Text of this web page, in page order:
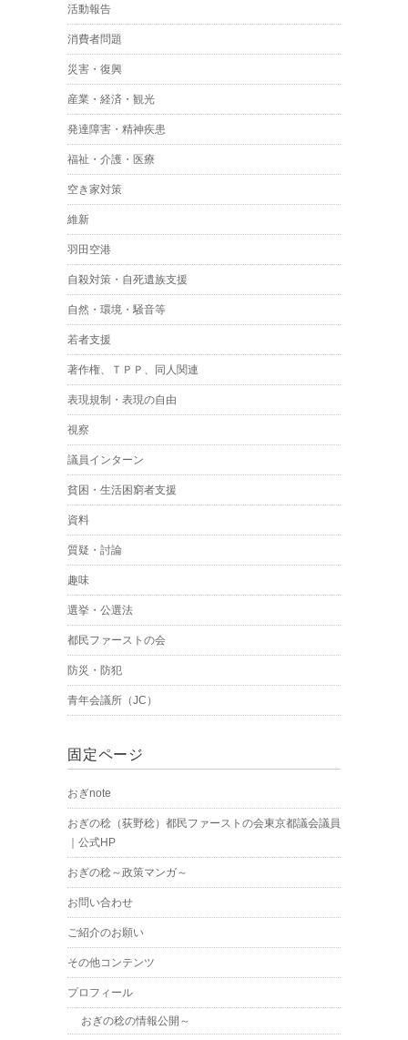
活動報告
消費者問題
災害・復興
産業・経済・観光
発達障害・精神疾患
福祉・介護・医療
空き家対策
維新
羽田空港
自殺対策・自死遺族支援
自然・環境・騒音等
若者支援
著作権、ＴＰＰ、同人関連
表現規制・表現の自由
視察
議員インターン
貧困・生活困窮者支援
資料
質疑・討論
趣味
選挙・公選法
都民ファーストの会
防災・防犯
青年会議所（JC）
固定ページ
おぎnote
おぎの稔（荻野稔）都民ファーストの会東京都議会議員
｜公式HP
おぎの稔～政策マンガ～
お問い合わせ
ご紹介のお願い
その他コンテンツ
プロフィール
おぎの稔の情報公開～